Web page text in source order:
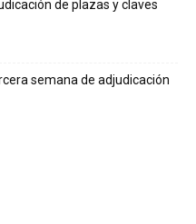
de plazas y claves
semana de adjudicación